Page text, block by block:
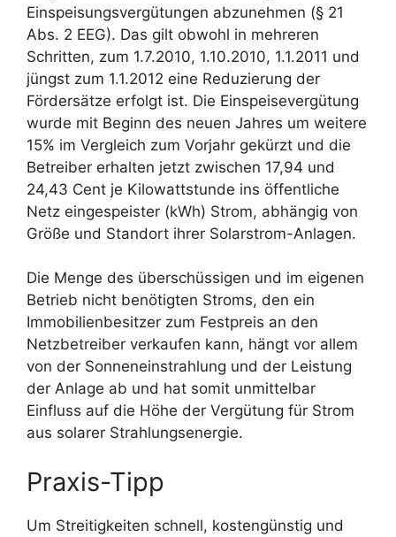
Einspeisungsvergütungen abzunehmen (§ 21
Abs. 2 EEG). Das gilt obwohl in mehreren
Schritten, zum 1.7.2010, 1.10.2010, 1.1.2011 und
jüngst zum 1.1.2012 eine Reduzierung der
Fördersätze erfolgt ist. Die Einspeisevergütung
wurde mit Beginn des neuen Jahres um weitere
15% im Vergleich zum Vorjahr gekürzt und die
Betreiber erhalten jetzt zwischen 17,94 und
24,43 Cent je Kilowattstunde ins öffentliche
Netz eingespeister (kWh) Strom, abhängig von
Größe und Standort ihrer Solarstrom-Anlagen.
Die Menge des überschüssigen und im eigenen
Betrieb nicht benötigten Stroms, den ein
Immobilienbesitzer zum Festpreis an den
Netzbetreiber verkaufen kann, hängt vor allem
von der Sonneneinstrahlung und der Leistung
der Anlage ab und hat somit unmittelbar
Einfluss auf die Höhe der Vergütung für Strom
aus solarer Strahlungsenergie.
Praxis-Tipp
Um Streitigkeiten schnell, kostengünstig und